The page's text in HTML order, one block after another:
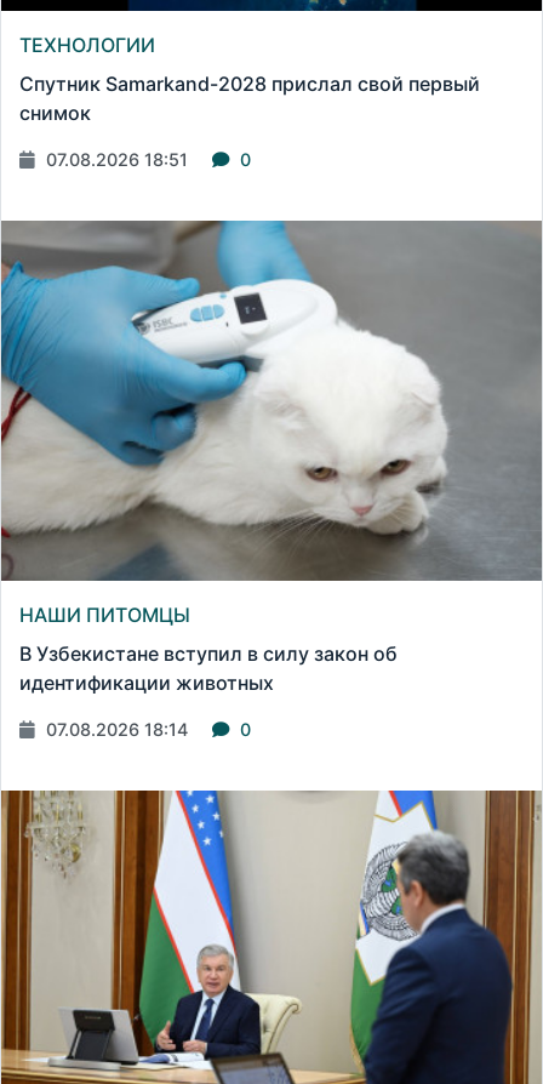
ТЕХНОЛОГИИ
Спутник Samarkand-2028 прислал свой первый
снимок
07.08.2026 18:51 0
НАШИ ПИТОМЦЫ
В Узбекистане вступил в силу закон об
идентификации животных
07.08.2026 18:14 0